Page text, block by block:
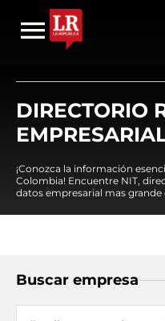
DIRECTORIO
¡Conozca la información
Colombia! Encuentre NIT,
datos empresarial mas grande
Buscar empresa